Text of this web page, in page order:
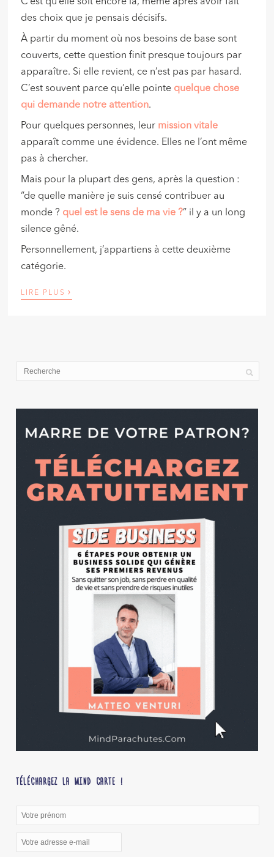
des choix que je pensais décisifs.
À partir du moment où nos besoins de base sont
couverts, cette question finit presque toujours par
apparaître. Si elle revient, ce n’est pas par hasard.
C’est souvent parce qu’elle pointe quelque chose
qui demande notre attention.
Pour quelques personnes, leur mission vitale
apparaît comme une évidence. Elles ne l’ont même
pas à chercher.
Mais pour la plupart des gens, après la question :
“de quelle manière je suis censé contribuer au
monde ? quel est le sens de ma vie ?” il y a un long
silence gêné.
Personnellement, j’appartiens à cette deuxième
catégorie.
LIRE PLUS ›
TÉLÉCHARGEZ LA MIND CARTE !